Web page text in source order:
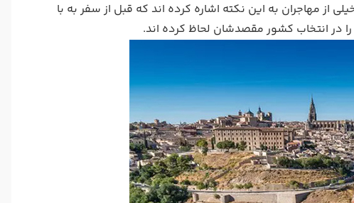
از مهاجران به این نکته اشاره کرده اند که قبل از سفر به با
در انتخاب کشور مقصدشان لحاظ کرده اند.